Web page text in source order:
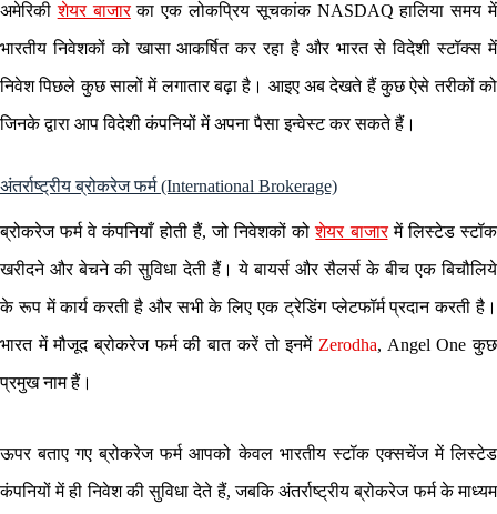
अमेरिकीशेयर बाजारका एक लोकप्रिय सूचकांक NASDAQ हालिया समय में
भारतीय निवेशकों को खासा आकर्षित कर रहा है और भारत से विदेशी स्टॉक्स में
निवेश पिछले कुछ सालों में लगातार बढ़ा है। आइए अब देखते हैं कुछ ऐसे तरीकों को
जिनके द्वारा आप विदेशी कंपनियों में अपना पैसा इन्वेस्ट कर सकते हैं।
अंतर्राष्ट्रीय ब्रोकरेज फर्म (International Brokerage)
ब्रोकरेज फर्म वे कंपनियाँ होती हैं, जो निवेशकों कोशेयर बाजारमें लिस्टेड स्टॉक
खरीदने और बेचने की सुविधा देती हैं। ये बायर्स और सैलर्स के बीच एक बिचौलिये
के रूप में कार्य करती है और सभी के लिए एक ट्रेडिंग प्लेटफॉर्म प्रदान करती है।
भारत में मौजूद ब्रोकरेज फर्म की बात करें तो इनमें Zerodha, Angel One कुछ
प्रमुख नाम हैं।
ऊपर बताए गए ब्रोकरेज फर्म आपको केवल भारतीय स्टॉक एक्सचेंज में लिस्टेड
कंपनियों में ही निवेश की सुविधा देते हैं, जबकि अंतर्राष्ट्रीय ब्रोकरेज फर्म के माध्यम